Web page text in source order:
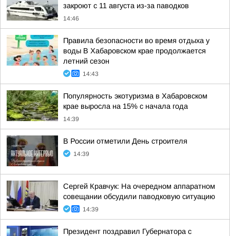
закроют с 11 августа из-за паводков
14:46
Правила безопасности во время отдыха у
воды В Хабаровском крае продолжается
летний сезон
14:43
Популярность экотуризма в Хабаровском
крае выросла на 15% с начала года
14:39
В России отметили День строителя
14:39
Сергей Кравчук: На очередном аппаратном
совещании обсудили паводковую ситуацию
14:39
Президент поздравил Губернатора с